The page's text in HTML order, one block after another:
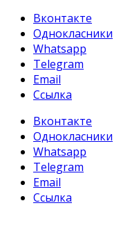
Вконтакте
Однокласники
Whatsapp
Telegram
Email
Ссылка
Вконтакте
Однокласники
Whatsapp
Telegram
Email
Ссылка